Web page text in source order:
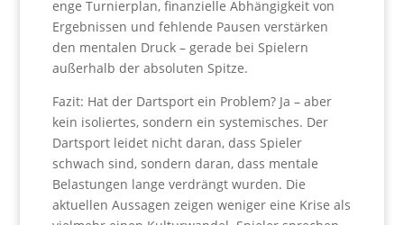
enge Turnierplan, finanzielle Abhängigkeit von
Ergebnissen und fehlende Pausen verstärken
den mentalen Druck – gerade bei Spielern
außerhalb der absoluten Spitze.
Fazit: Hat der Dartsport ein Problem? Ja – aber
kein isoliertes, sondern ein systemisches. Der
Dartsport leidet nicht daran, dass Spieler
schwach sind, sondern daran, dass mentale
Belastungen lange verdrängt wurden. Die
aktuellen Aussagen zeigen weniger eine Krise als